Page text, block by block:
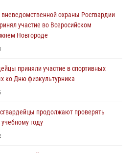
охраны Росгвардии
участие во Всеросийском
Новгороде
приняли участие в спортивных
ко Дню физкультурника
продолжают проверять
году